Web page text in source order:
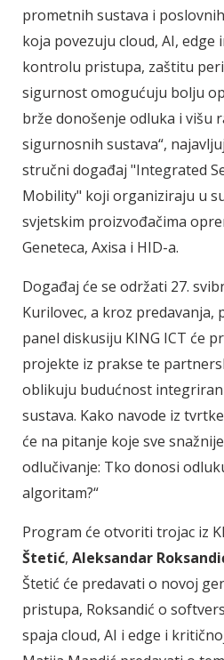
prometnih sustava i
koja povezuju cloud, AI,
kontrolu pristupa, zaštitu
sigurnost omogućuju bolju
brže donošenje odluka i višu
sigurnosnih sustava“,
stručni događaj "Integrated
Mobility" koji organiziraju u
svjetskim proizvođačima
Geneteca, Axisa i HID-a.
Događaj će se održati 27.
Kurilovec, a kroz predavanja,
panel diskusiju KING ICT će
projekte iz prakse te
oblikuju budućnost
sustava. Kako navode iz
će na pitanje koje sve
odlučivanje: Tko donosi
algoritam?“
Program će otvoriti trojac iz
Štetić, Aleksandar
Štetić će predavati o novoj
pristupa, Roksandić o
spaja cloud, AI i edge i